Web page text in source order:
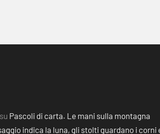
su Pascoli di carta. Le mani sulla montagna
indica la luna, gli stolti guardano i